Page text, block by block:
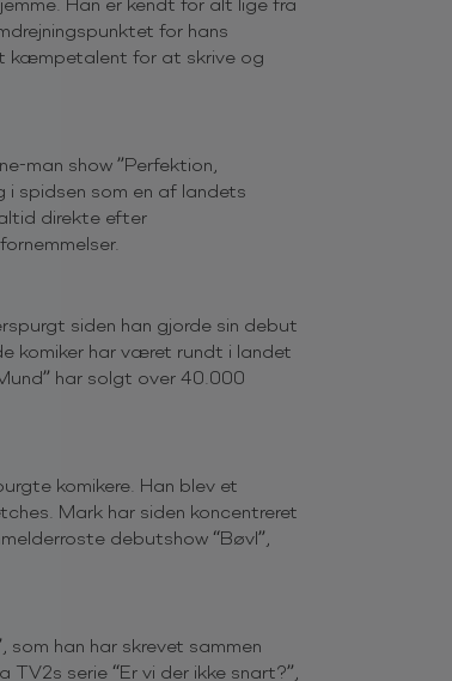
for hans
kæmpetalent for at skrive og
man show ”Perfektion,
i spidsen som en af landets
direkte efter
siden han gjorde sin debut
komiker har været rundt i landet
har solgt over 40.000
komikere. Han blev et
Mark har siden koncentreret
debutshow “Bøvl”,
som han har skrevet sammen
serie “Er vi der ikke snart?”,